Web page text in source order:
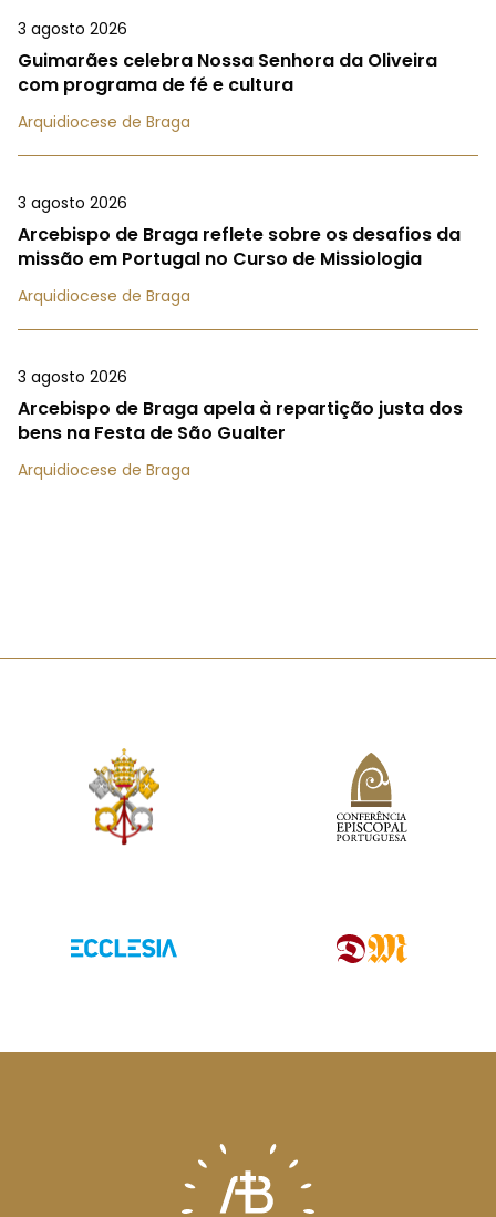
3 agosto 2026
Guimarães celebra Nossa Senhora da Oliveira
com programa de fé e cultura
Arquidiocese de Braga
3 agosto 2026
Arcebispo de Braga reflete sobre os desafios da
missão em Portugal no Curso de Missiologia
Arquidiocese de Braga
3 agosto 2026
Arcebispo de Braga apela à repartição justa dos
bens na Festa de São Gualter
Arquidiocese de Braga